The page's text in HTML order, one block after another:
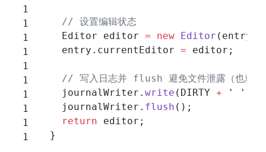
    // 设置编辑状态
    Editor editor
= new Editor (entry);
    entry.currentEditor
= editor;
// 写入日志并 flush 避免文件泄露（也就是
    journalWriter.
write (DIRTY + ' '
    journalWriter.
flush ();
    return
editor;
  }